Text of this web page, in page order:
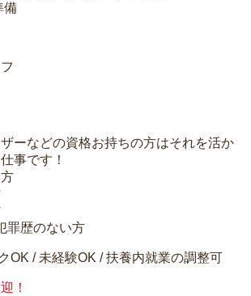
備
ーなどの資格お持ちの方はそれを活か
事です！
罪歴のない方
OK / 未経験OK / 扶養内就業の調整可
！